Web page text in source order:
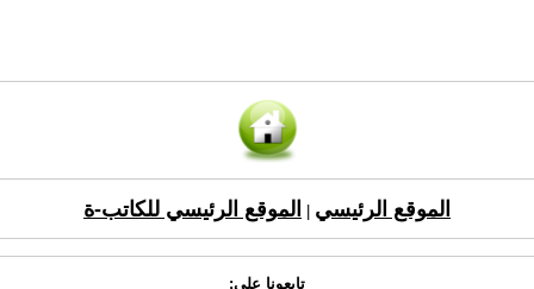
الموقع الرئيسي الموقع الرئيسي للكاتب-ة
تابعونا على: